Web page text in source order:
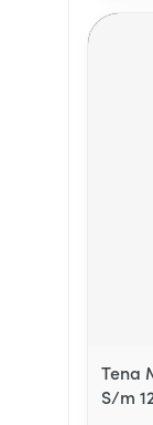
Tena
S/m